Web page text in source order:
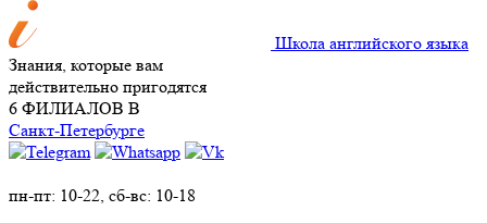
Школа английского языка
Знания, которые вам
действительно пригодятся
6 ФИЛИАЛОВ В
Санкт-Петербурге
пн-пт: 10-22, сб-вс: 10-18